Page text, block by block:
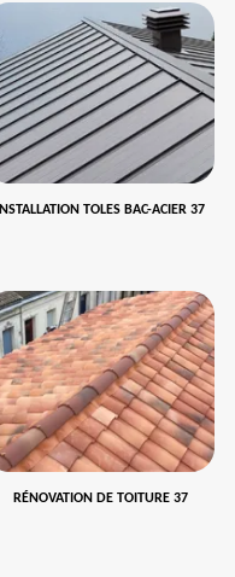
INSTALLATION TOLES BAC-ACIER 37
RÉNOVATION DE TOITURE 37